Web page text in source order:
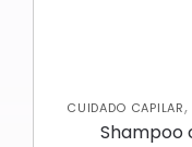
CUIDADO CAPILAR,
Shampoo